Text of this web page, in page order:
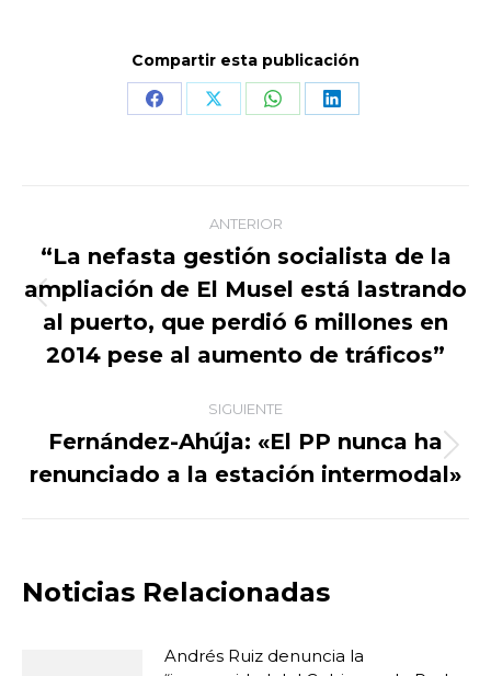
Compartir esta publicación
Share Share Share Share
Navegación
entre
publicaciones
ANTERIOR
Publicación
anterior:
“La nefasta gestión socialista de la
ampliación de El Musel está lastrando
al puerto, que perdió 6 millones en
2014 pese al aumento de tráficos”
SIGUIENTE
Publicación
siguiente:
Fernández-Ahúja: «El PP nunca ha
renunciado a la estación intermodal»
Noticias Relacionadas
Andrés Ruiz denuncia la